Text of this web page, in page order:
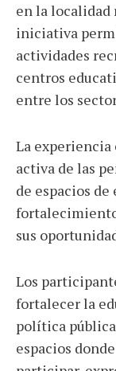
en la localidad
iniciativa
actividades
centros
entre los
La
activa de las
de espacios
sus
Los
fortalecer la
política
espacios